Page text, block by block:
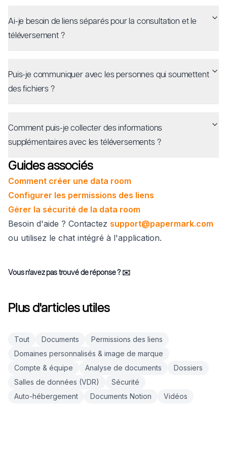
Ai-je besoin de liens séparés pour la consultation et le
téléversement ?
Puis-je communiquer avec les personnes qui soumettent
des fichiers ?
Comment puis-je collecter des informations
supplémentaires avec les téléversements ?
Guides associés
Comment créer une data room
Configurer les permissions des liens
Gérer la sécurité de la data room
Besoin d'aide ? Contactez support@papermark.com
ou utilisez le chat intégré à l'application.
Vous n'avez pas trouvé de réponse ? ✉️
Plus d'articles utiles
Tout Documents
Permissions des liens
Domaines personnalisés & image de marque
Compte & équipe
Analyse de documents
Dossiers
Salles de données (VDR)
Sécurité
Auto-hébergement
Documents Notion Vidéos